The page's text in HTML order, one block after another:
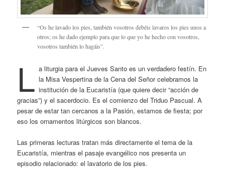
“Os he lavado los pies, también vosotros debéis lavaros los pies unos a
otros; os he dado ejemplo para que lo que yo he hecho con vosotros,
vosotros también lo hagáis”.
L a liturgia para el Jueves Santo es un verdadero festín. En
la Misa Vespertina de la Cena del Señor celebramos la
institución de la Eucaristía (que quiere decir “acción de
gracias”) y el sacerdocio. Es el comienzo del Triduo Pascual. A
pesar de estar tan cercanos a la Pasión, estamos de fiesta; por
eso los ornamentos litúrgicos son blancos.
Las primeras lecturas tratan más directamente el tema de la
Eucaristía, mientras el pasaje evangélico nos presenta un
episodio relacionado: el lavatorio de los pies.